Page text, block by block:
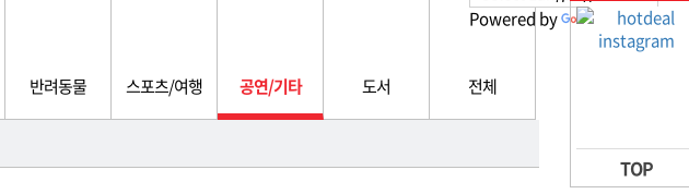
Powered by Translate
반려동물 스포츠/여행 공연/기타 도서 전체
TOP